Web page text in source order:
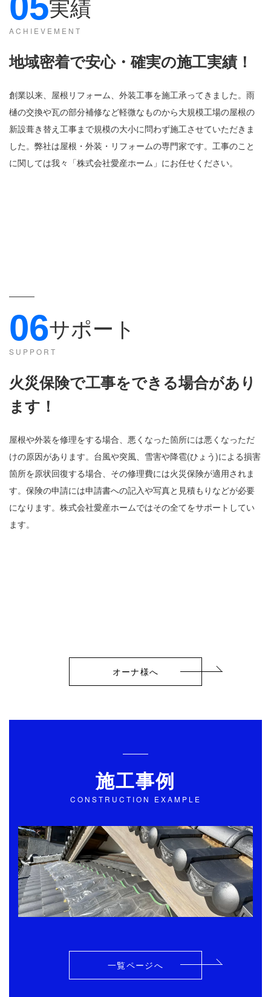
実績
ACHIEVEMENT
地域密着で安心・確実の施工実績！
創業以来、屋根リフォーム、外装工事を施工承ってきました。雨
樋の交換や瓦の部分補修など軽微なものから大規模工場の屋根の
新設葺き替え工事まで規模の大小に問わず施工させていただきま
した。弊社は屋根・外装・リフォームの専門家です。工事のこと
に関しては我々「株式会社愛産ホーム」にお任せください。
06サポート
SUPPORT
火災保険で工事をできる場合があり
ます ！
屋根や外装を修理をする場合、悪くなった箇所には悪くなっただ
けの原因があります。台風や突風、雪害や降雹(ひょう)による損害
箇所を原状回復する場合、その修理費には火災保険が適用されま
す。保険の申請には申請書への記入や写真と見積もりなどが必要
になります。株式会社愛産ホームではその全てをサポートしてい
ます。
オーナ様へ
施工事例
CONSTRUCTION EXAMPLE
一覧ページへ